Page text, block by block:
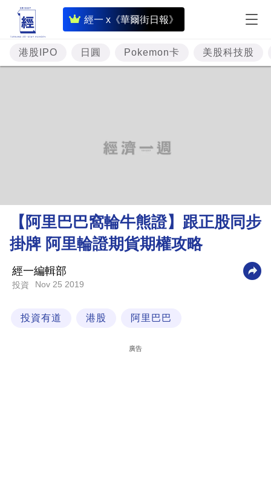
經一 x《華爾街日報》
即
時
財
經
理
財
商
科
港股IPO 日圓 Pokemon卡 美股科技股
【阿里巴巴窩輪牛熊證】跟正股同步
掛牌 阿里輪證期貨期權攻略
經一編輯部
投資 Nov 25 2019
投資有道 港股 阿里巴巴
廣告